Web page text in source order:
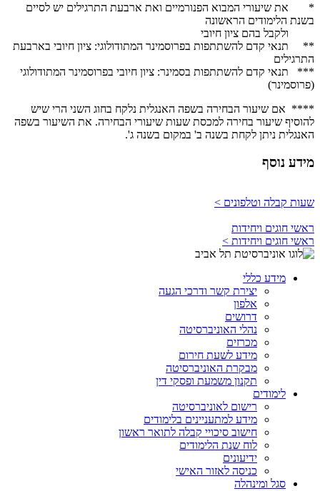
* את שיעורי המבוא הפנורמיים ואת ארבעת התרגילים יש לסיים
בשנת הלימודים הראשונה
ולקבל בהם ציון חיובי
​** תנאי קדם להשתתפות בפרוסמינר המתודולוגי: ציון חיובי בארבעת
התרגילים
​​*** תנאי קדם להשתתפות בסמינר: ציון חיובי בפרוסמינר המתודולוגי
(פרוסמינר)
**** אם שיעור הבחירה בשפה האנגלית נלקח בחוג השני הרי שיש
להוסיף שיעור בחירה למכסת שעות שיעורי הבחירה. את השיעור בשפה
האנגלית ניתן לקחת בשנה ב' במקום בשנה ג'.
מידע נוסף
שעות קבלה וטלפונים >
ראשי חוגים ויחידות
ראשי חוגים ויחידות >
מידע כללי
יצירת קשר ודרכי הגעה
אלפון
דרושים
נהלי האוניברסיטה
מכרזים
מידע לשעת חירום
מבקרת האוניברסיטה
תקנון משמעת ופסקי דין
לימודים
רישום לאוניברסיטה
מידע למתעניינים בלימודים
חישוב סיכויי קבלה לתואר ראשון
לוח שנת הלימודים
ידיעונים
כניסה לאזור האישי
סגל ומינהלה